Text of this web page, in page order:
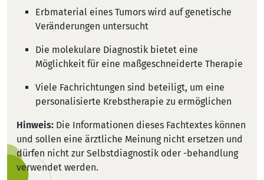
Erbmaterial eines Tumors wird auf genetische
Veränderungen untersucht
Die molekulare Diagnostik bietet eine
Möglichkeit für eine maßgeschneiderte Therapie
Viele Fachrichtungen sind beteiligt, um eine
personalisierte Krebstherapie zu ermöglichen
Hinweis: Die Informationen dieses Fachtextes können
und sollen eine ärztliche Meinung nicht ersetzen und
dürfen nicht zur Selbstdiagnostik oder -behandlung
verwendet werden.